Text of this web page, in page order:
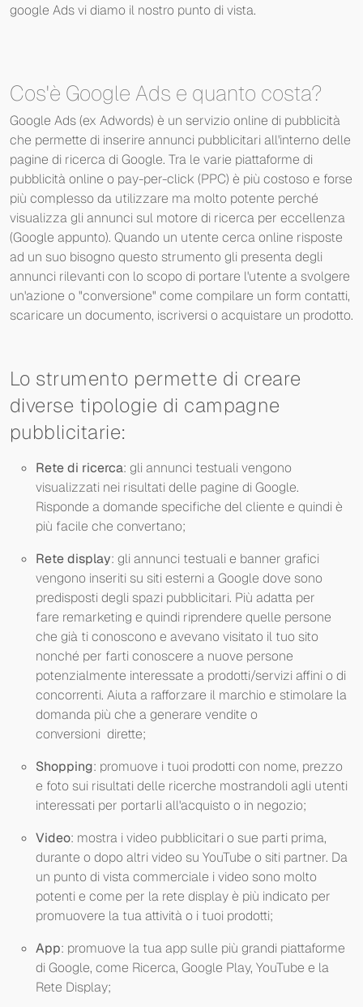
google Ads vi diamo il nostro punto di vista.
Cos'è Google Ads e quanto costa?
Google Ads (ex Adwords) è un servizio online di pubblicità
che permette di inserire annunci pubblicitari all'interno delle
pagine di ricerca di Google. Tra le varie piattaforme di
pubblicità online o pay-per-click (PPC) è più costoso e forse
più complesso da utilizzare ma molto potente perché
visualizza gli annunci sul motore di ricerca per eccellenza
(Google appunto). Quando un utente cerca online risposte
ad un suo bisogno questo strumento gli presenta degli
annunci rilevanti con lo scopo di portare l'utente a svolgere
un'azione o "conversione" come compilare un form contatti,
scaricare un documento, iscriversi o acquistare un prodotto.
Lo strumento permette di creare
diverse tipologie di campagne
pubblicitarie:
Rete di ricerca: gli annunci testuali vengono
visualizzati nei risultati delle pagine di Google.
Risponde a domande specifiche del cliente e quindi è
più facile che convertano;
Rete display: gli annunci testuali e banner grafici
vengono inseriti su siti esterni a Google dove sono
predisposti degli spazi pubblicitari. Più adatta per
fare remarketing e quindi riprendere quelle persone
che già ti conoscono e avevano visitato il tuo sito
nonché per farti conoscere a nuove persone
potenzialmente interessate a prodotti/servizi affini o di
concorrenti. Aiuta a rafforzare il marchio e stimolare la
domanda più che a generare vendite o
conversioni dirette;
Shopping: promuove i tuoi prodotti con nome, prezzo
e foto sui risultati delle ricerche mostrandoli agli utenti
interessati per portarli all'acquisto o in negozio;
Video: mostra i video pubblicitari o sue parti prima,
durante o dopo altri video su YouTube o siti partner. Da
un punto di vista commerciale i video sono molto
potenti e come per la rete display è più indicato per
promuovere la tua attività o i tuoi prodotti;
App: promuove la tua app sulle più grandi piattaforme
di Google, come Ricerca, Google Play, YouTube e la
Rete Display;